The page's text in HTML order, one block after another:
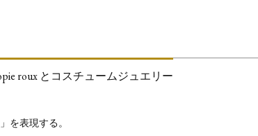
roux とコスチュームジュエリー
を表現する。